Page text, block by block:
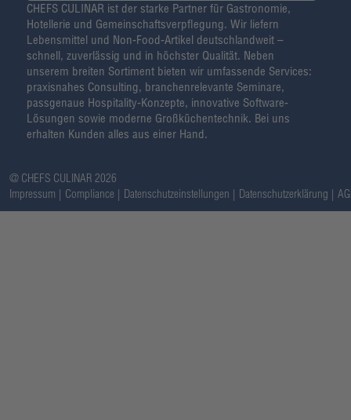
CHEFS CULINAR ist der starke Partner für Gastronomie,
Hotellerie und Gemeinschaftsverpflegung. Wir liefern
Lebensmittel und Non-Food-Artikel deutschlandweit –
schnell, zuverlässig und in höchster Qualität. Neben
unserem breiten Sortiment bieten wir umfassende Services:
praxisnahes Consulting, branchenrelevante Seminare,
passgenaue Hospitality-Konzepte, innovative Software-
Lösungen sowie moderne Großküchentechnik. Bei uns
erhalten Kunden alles aus einer Hand.
@ CHEFS CULINAR 2026
Impressum
Compliance Datenschutzeinstellungen Datenschutzerklärung